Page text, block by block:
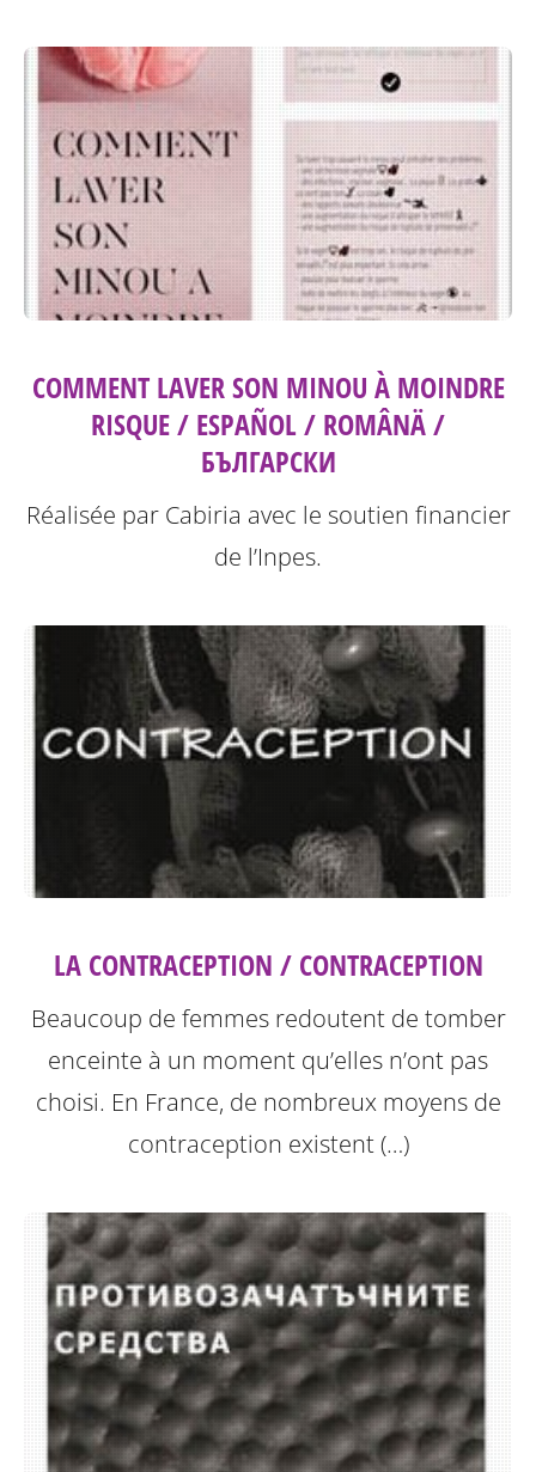
COMMENT LAVER SON MINOU À MOINDRE
RISQUE / ESPAÑOL / ROMÂNÄ /
БЪЛГАРСКИ
Réalisée par Cabiria avec le soutien financier
de l’Inpes.
LA CONTRACEPTION / CONTRACEPTION
Beaucoup de femmes redoutent de tomber
enceinte à un moment qu’elles n’ont pas
choisi. En France, de nombreux moyens de
contraception existent (…)